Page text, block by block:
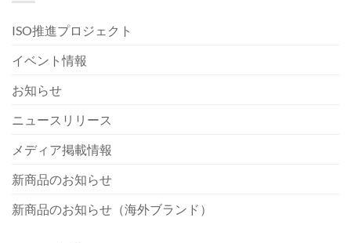
ISO推進プロジェクト
イベント情報
お知らせ
ニュースリリース
メディア掲載情報
新商品のお知らせ
新商品のお知らせ（海外ブランド）